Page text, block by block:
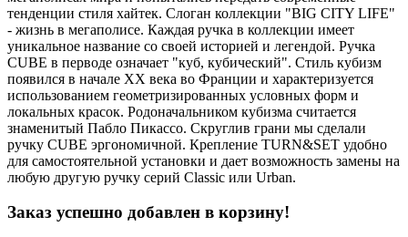
тенденции стиля хайтек. Слоган коллекции "BIG CITY LIFE"
- жизнь в мегаполисе. Каждая ручка в коллекции имеет
уникальное название со своей историей и легендой. Ручка
CUBE в перводе означает "куб, кубический". Стиль кубизм
появился в начале XX века во Франции и характеризуется
использованием геометризированных условных форм и
локальных красок. Родоначальником кубизма считается
знаменитый Пабло Пикассо. Скруглив грани мы сделали
ручку CUBE эргономичной. Крепление TURN&SET удобно
для самостоятельной установки и дает возможность замены на
любую другую ручку серий Classic или Urban.
Заказ успешно добавлен в корзину!